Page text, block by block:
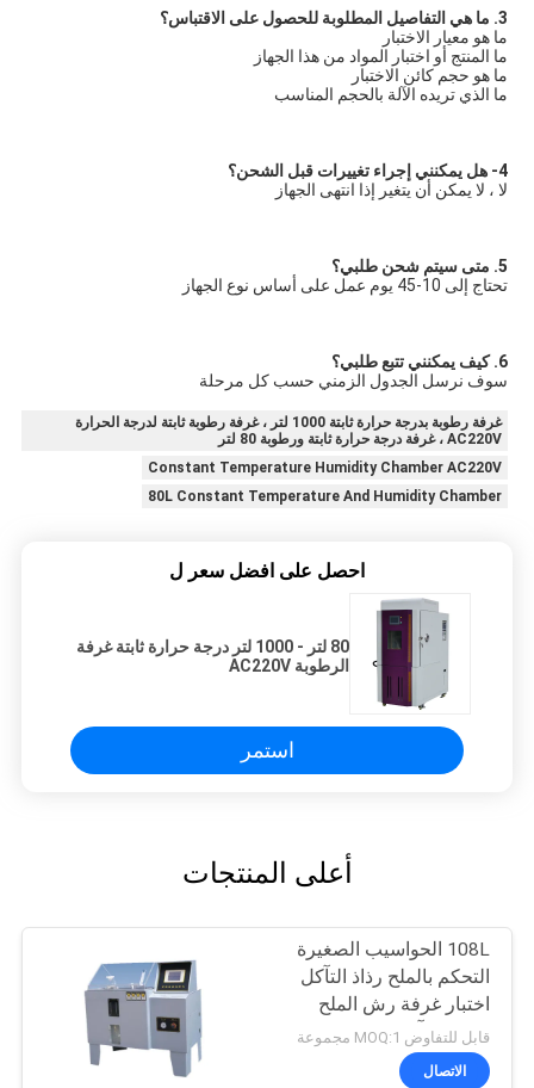
3. ما هي التفاصيل المطلوبة للحصول على الاقتباس؟
ما هو معيار الاختبار
ما المنتج أو اختبار المواد من هذا الجهاز
ما هو حجم كائن الاختبار
ما الذي تريده الآلة بالحجم المناسب
4- هل يمكنني إجراء تغييرات قبل الشحن؟
لا ، لا يمكن أن يتغير إذا انتهى الجهاز
5. متى سيتم شحن طلبي؟
تحتاج إلى 10-45 يوم عمل على أساس نوع الجهاز
6. كيف يمكنني تتبع طلبي؟
سوف نرسل الجدول الزمني حسب كل مرحلة
غرفة رطوبة بدرجة حرارة ثابتة 1000 لتر ، غرفة رطوبة ثابتة لدرجة الحرارة
AC220V ، غرفة درجة حرارة ثابتة ورطوبة 80 لتر
Constant Temperature Humidity Chamber AC220V
80L Constant Temperature And Humidity Chamber
احصل على افضل سعر ل
80 لتر - 1000 لتر درجة حرارة ثابتة غرفة
الرطوبة AC220V
استمر
أعلى المنتجات
108L الحواسيب الصغيرة
التحكم بالملح رذاذ التآكل
اختبار غرفة رش الملح
اختبار التآكل غرفة الاختبار
قابل للتفاوض MOQ:1 مجموعة
الاتصال